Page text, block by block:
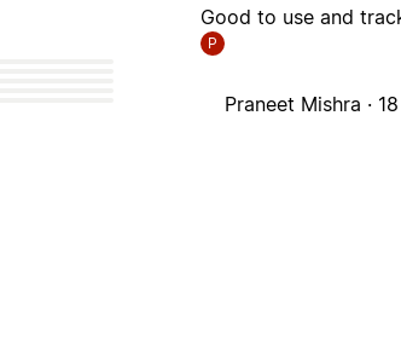
Good to use and
P
Praneet Mishra ·